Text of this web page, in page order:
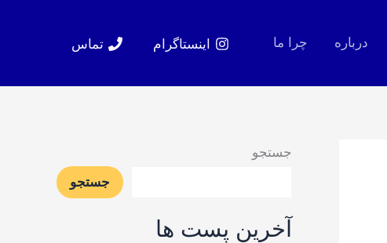
درباره چرا ما اینستاگرام تماس
جستجو
جستجو
آخرین پست ها